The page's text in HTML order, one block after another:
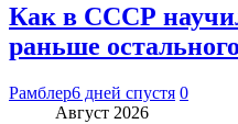
Как в СССР
раньше
Рамблер6 дней спустя 0
Август 2026